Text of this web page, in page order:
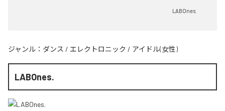
LABOnes.
ジャンル： ダンス / エレクトロニック / アイドル(女性)
LABOnes.